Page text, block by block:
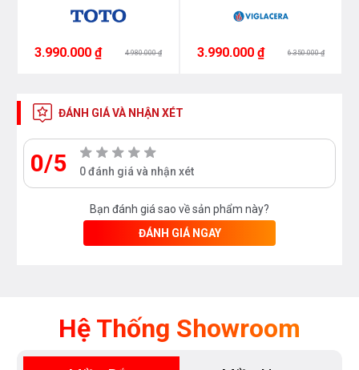
3.990.000 ₫ 4.980.000 ₫ 3.990.000 ₫ 6.350.000 ₫
ĐÁNH GIÁ VÀ NHẬN XÉT
0/5 0 đánh giá và nhận xét
Bạn đánh giá sao về sản phẩm này?
ĐÁNH GIÁ NGAY
Hệ Thống Showroom